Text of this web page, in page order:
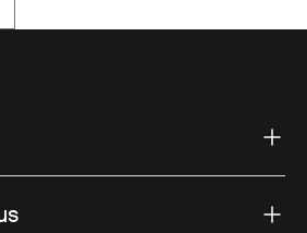
un nouvel onglet